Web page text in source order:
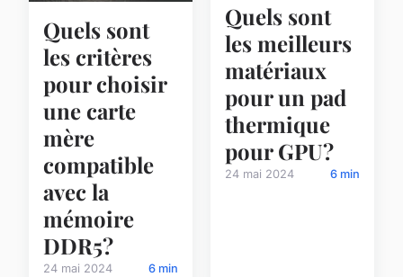
Quels sont
les critères
pour choisir
une carte
mère
compatible
avec la
mémoire
DDR5?
24 mai 2024 6 min
Quels sont
les meilleurs
matériaux
pour un pad
thermique
pour GPU?
24 mai 2024 6 min